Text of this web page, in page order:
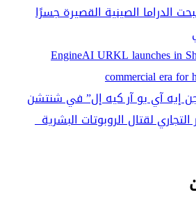
الدراما الصينية القصيرة جسرًا
EngineAI URKL launches in
commercial era for
إيه آي يو آر كيه إل” في شنتشن
التجاري لقتال الروبوتات البشرية